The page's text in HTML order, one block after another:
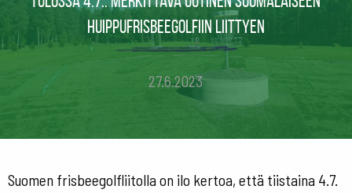
huippufrisbeegolfiin liittyen
27.6.2023
Suomen frisbeegolfliitolla on ilo kertoa, että tiistaina 4.7.